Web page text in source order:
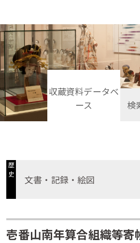
収蔵資料データベ
ース
検
歴
史
文書・記録・絵図
壱番山南年算合組織等寄